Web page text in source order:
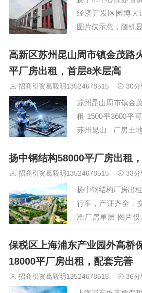
期【优势】园区干
理 内有…
经济开发区园博大
图片仅示意，随机
为准，欢迎预约考
交通方便 经济开
租，可以做仓库，
议。 环境优美，交
高新区苏州昆山周市镇金茂路
平厂房出租，首层8米层高
招商引资葛毅明13524678515 30分
苏州昆山周市镇金
租 1500平3600平
苏州昆山 · 厂房土
2026年8月6日昆
批标准厂房对外招
方米与3600平方米
结构，层高约8米
构。物业位于金茂
路约1公里，大车
扬中钢结构58000平厂房出租
招商引资葛毅明13524678515 33分
扬中钢结构厂房出
行车，产证齐全，
准厂房单层 图片仅
体以现场考察为准
详情 建筑结构 钢结
独院…
保税区上海浦东产业园外高桥
18000平厂房出租，配套完善
招商引资葛毅明13524678515 36分